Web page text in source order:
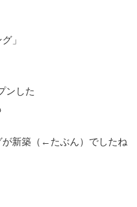
」
ンした
が新築（←たぶん）でしたね